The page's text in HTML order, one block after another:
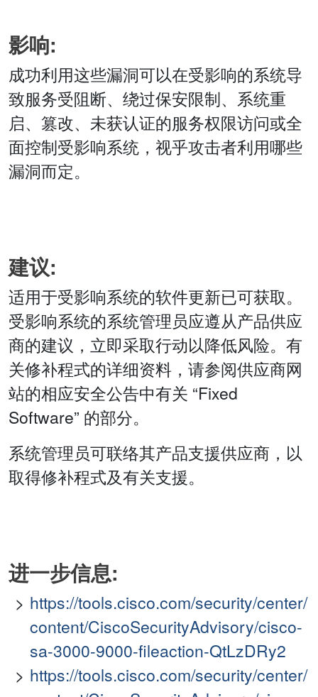
影响:
成功利用这些漏洞可以在受影响的系统导
致服务受阻断、绕过保安限制、系统重
启、篡改、未获认证的服务权限访问或全
面控制受影响系统，视乎攻击者利用哪些
漏洞而定。
建议:
适用于受影响系统的软件更新已可获取。
受影响系统的系统管理员应遵从产品供应
商的建议，立即采取行动以降低风险。有
关修补程式的详细资料，请参阅供应商网
站的相应安全公告中有关 “Fixed
Software” 的部分。
系统管理员可联络其产品支援供应商，以
取得修补程式及有关支援。
进一步信息:
https://tools.cisco.com/security/center/
content/CiscoSecurityAdvisory/cisco-
sa-3000-9000-fileaction-QtLzDRy2
https://tools.cisco.com/security/center/